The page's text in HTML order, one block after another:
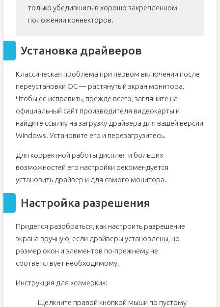
только убедившись в хорошо закрепленном
положении коннекторов.
Установка драйверов
Классическая проблема при первом включении после
переустановки ОС — растянутый экран монитора.
Чтобы ее исправить, прежде всего, загляните на
официальный сайт производителя видеокарты и
найдите ссылку на загрузку драйвера для вашей версии
Windows. Установите его и перезагрузитесь.
Для корректной работы дисплея и больших
возможностей его настройки рекомендуется
установить драйвер и для самого монитора.
Настройка разрешения
Придется разобраться, как настроить разрешение
экрана вручную, если драйверы установлены, но
размер окон и элементов по-прежнему не
соответствует необходимому.
Инструкция для «семерки»:
Щелкните правой кнопкой мыши по пустому